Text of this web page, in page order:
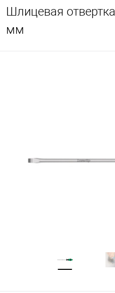
Шлицевая
мм